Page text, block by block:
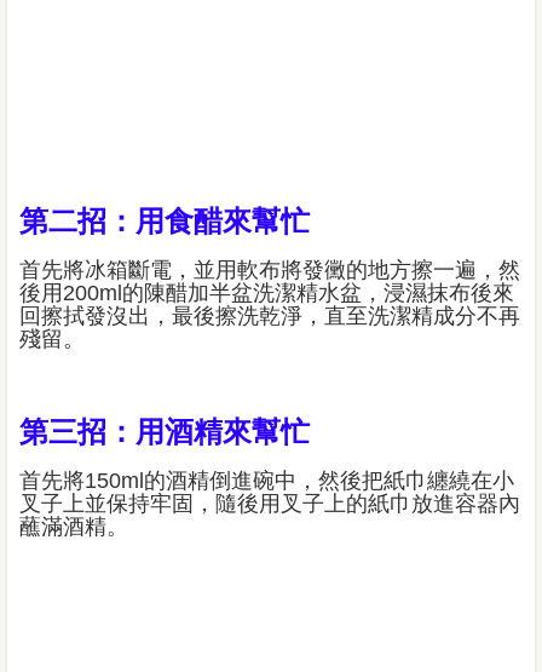
第二招：用食醋來幫忙
首先將冰箱斷電，並用軟布將發黴的地方擦一遍，然
後用200ml的陳醋加半盆洗潔精水盆，浸濕抹布後來
回擦拭發沒出，最後擦洗乾淨，直至洗潔精成分不再
殘留。
第三招：用酒精來幫忙
首先將150ml的酒精倒進碗中，然後把紙巾纏繞在小
叉子上並保持牢固，隨後用叉子上的紙巾放進容器內
蘸滿酒精。